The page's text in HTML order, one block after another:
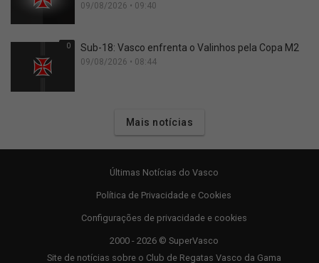
09/08/2026 • 09:40
0 Sub-18: Vasco enfrenta o Valinhos pela Copa M2
09/08/2026 • 08:44
Mais notícias
Últimas Notícias do Vasco
Política de Privacidade e Cookies
Configurações de privacidade e cookies
2000 - 2026 © SuperVasco
Site de notícias sobre o Club de Regatas Vasco da Gama